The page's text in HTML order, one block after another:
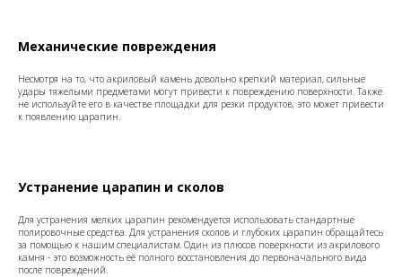
Механические повреждения
Несмотря на то, что акриловый камень довольно крепкий материал, сильные
удары тяжелыми предметами могут привести к повреждению поверхности. Также
не используйте его в качестве площадки для резки продуктов, это может привести
к появлению царапин.
Устранение царапин и сколов
Для устранения мелких царапин рекомендуется использовать стандартные
полировочные средства. Для устранения сколов и глубоких царапин обращайтесь
за помощью к нашим специалистам. Один из плюсов поверхности из акрилового
камня - это возможность её полного восстановления до первоначального вида
после повреждений.